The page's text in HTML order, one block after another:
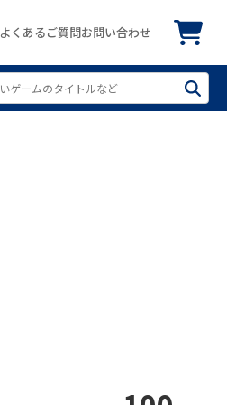
よくあるご質問お問い合わせ